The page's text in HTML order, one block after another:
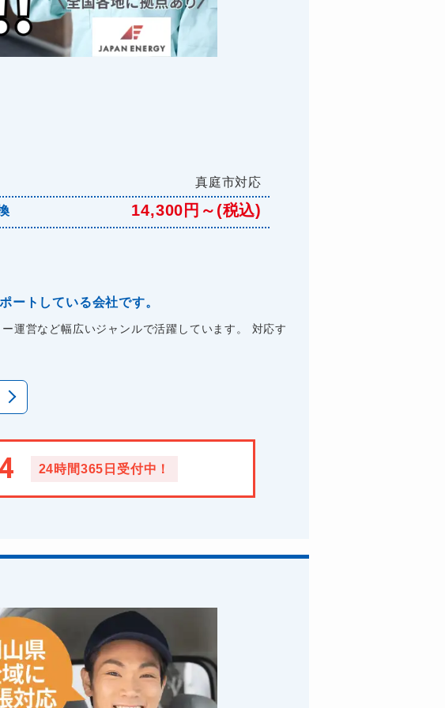
真庭市対応
14,300円～(税込)
ートしている会社です。
運営など幅広いジャンルで活躍しています。 対応す
24時間365日受付中！